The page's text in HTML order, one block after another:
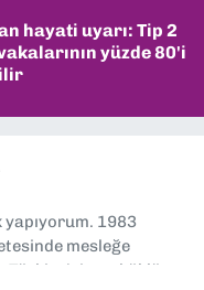
hayati uyarı: Tip 2
yüzde 80'i
yapıyorum. 1983
mesleğe
Türkiye’nin en köklü